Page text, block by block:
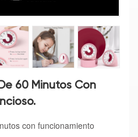
60 Minutos Con
con funcionamiento